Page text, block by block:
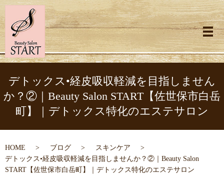
メ
デトックス•経皮吸収軽減を目指しません
か？②｜Beauty Salon START【佐世保市白岳
町】｜デトックス特化のエステサロン
HOME ブログ
スキンケア
デトックス•経皮吸収軽減を目指しませんか？②｜Beauty Salon
START【佐世保市白岳町】｜デトックス特化のエステサロン